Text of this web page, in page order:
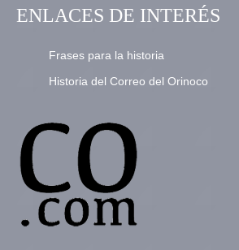
ENLACES DE INTERÉS
Frases para la historia
Historia del Correo del Orinoco